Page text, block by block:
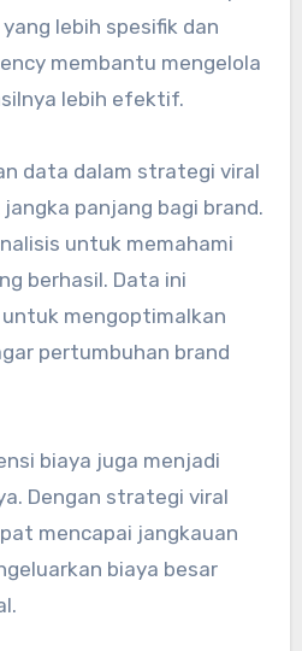
lebih spesifik dan
membantu mengelola
lebih efektif.
data dalam strategi viral
panjang bagi brand.
untuk memahami
berhasil. Data ini
mengoptimalkan
pertumbuhan brand
biaya juga menjadi
Dengan strategi viral
mencapai jangkauan
biaya besar